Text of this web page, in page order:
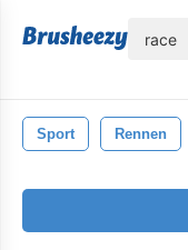
Sport Rennen